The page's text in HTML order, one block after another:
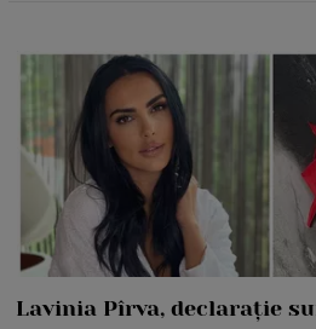
Lavinia Pîrva, declarație